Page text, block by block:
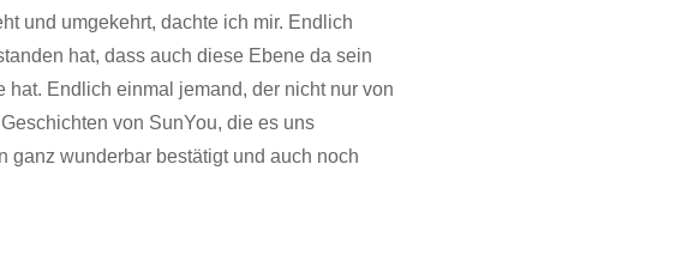
und umgekehrt, dachte ich mir. Endlich
hat, dass auch diese Ebene da sein
Endlich einmal jemand, der nicht nur von
von SunYou, die es uns
ganz wunderbar bestätigt und auch noch